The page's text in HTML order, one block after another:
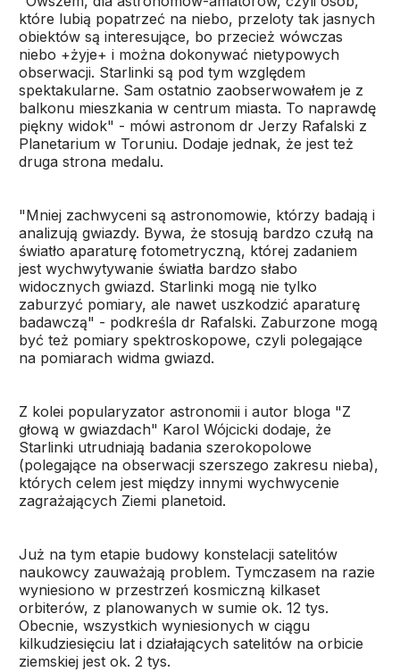
które lubią popatrzeć na niebo, przeloty tak jasnych
obiektów są interesujące, bo przecież wówczas
niebo +żyje+ i można dokonywać nietypowych
obserwacji. Starlinki są pod tym względem
spektakularne. Sam ostatnio zaobserwowałem je z
balkonu mieszkania w centrum miasta. To naprawdę
piękny widok" - mówi astronom dr Jerzy Rafalski z
Planetarium w Toruniu. Dodaje jednak, że jest też
druga strona medalu.
"Mniej zachwyceni są astronomowie, którzy badają i
analizują gwiazdy. Bywa, że stosują bardzo czułą na
światło aparaturę fotometryczną, której zadaniem
jest wychwytywanie światła bardzo słabo
widocznych gwiazd. Starlinki mogą nie tylko
zaburzyć pomiary, ale nawet uszkodzić aparaturę
badawczą" - podkreśla dr Rafalski. Zaburzone mogą
być też pomiary spektroskopowe, czyli polegające
na pomiarach widma gwiazd.
Z kolei popularyzator astronomii i autor bloga "Z
głową w gwiazdach" Karol Wójcicki dodaje, że
Starlinki utrudniają badania szerokopolowe
(polegające na obserwacji szerszego zakresu nieba),
których celem jest między innymi wychwycenie
zagrażających Ziemi planetoid.
Już na tym etapie budowy konstelacji satelitów
naukowcy zauważają problem. Tymczasem na razie
wyniesiono w przestrzeń kosmiczną kilkaset
orbiterów, z planowanych w sumie ok. 12 tys.
Obecnie, wszystkich wyniesionych w ciągu
kilkudziesięciu lat i działających satelitów na orbicie
ziemskiej jest ok. 2 tys.